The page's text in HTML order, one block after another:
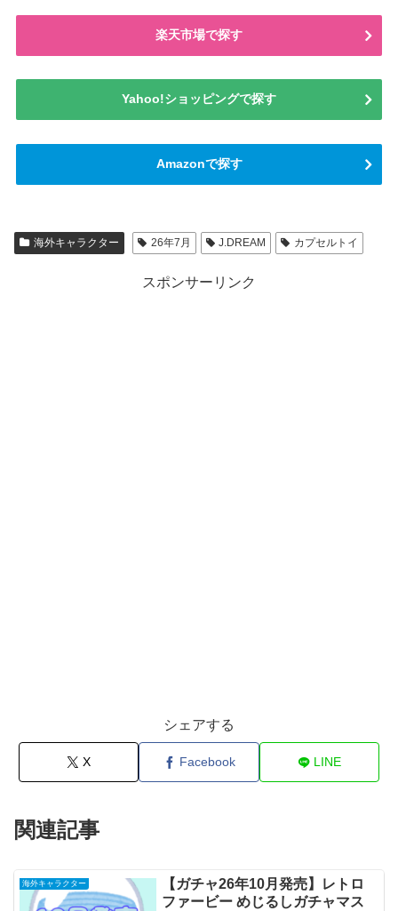
楽天市場で探す
Yahoo!ショッピングで探す
Amazonで探す
海外キャラクター 26年7月 J.DREAM カプセルトイ
スポンサーリンク
シェアする
X Facebook LINE
関連記事
海外キャラクター
【ガチャ26年10月発売】レトロ
ファービー めじるしガチャマス